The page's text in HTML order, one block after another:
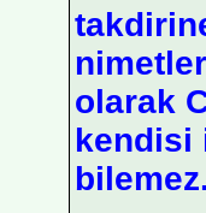
olarak
kendisi
bilemez.